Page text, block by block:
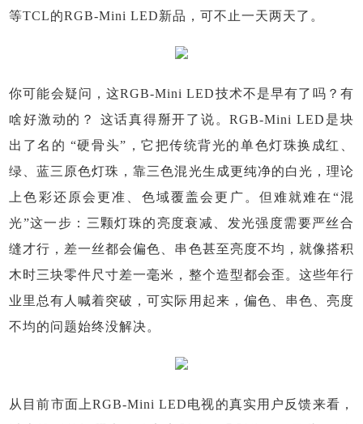
等TCL的RGB-Mini LED新品，可不止一天两天了。
你可能会疑问，这RGB-Mini LED技术不是早有了吗？有
啥好激动的？ 这话真得掰开了说。RGB-Mini LED是块
出了名的 “硬骨头”，它把传统背光的单色灯珠换成红、
绿、蓝三原色灯珠，靠三色混光生成更纯净的白光，理论
上色彩还原会更准、色域覆盖会更广。但难就难在“混
光”这一步：三颗灯珠的亮度衰减、发光强度需要严丝合
缝才行，差一丝都会偏色、串色甚至亮度不均，就像搭积
木时三块零件尺寸差一毫米，整个造型都会歪。这些年行
业里总有人喊着突破，可实际用起来，偏色、串色、亮度
不均的问题始终没解决。
从目前市面上RGB-Mini LED电视的真实用户反馈来看，